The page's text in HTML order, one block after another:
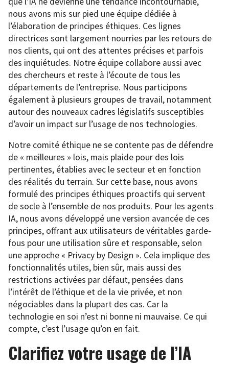
nous avons mis sur pied une équipe dédiée à
l’élaboration de principes éthiques. Ces lignes
directrices sont largement nourries par les retours de
nos clients, qui ont des attentes précises et parfois
des inquiétudes. Notre équipe collabore aussi avec
des chercheurs et reste à l’écoute de tous les
départements de l’entreprise. Nous participons
également à plusieurs groupes de travail, notamment
autour des nouveaux cadres législatifs susceptibles
d’avoir un impact sur l’usage de nos technologies.
Notre comité éthique ne se contente pas de défendre
de « meilleures » lois, mais plaide pour des lois
pertinentes, établies avec le secteur et en fonction
des réalités du terrain. Sur cette base, nous avons
formulé des principes éthiques proactifs qui servent
de socle à l’ensemble de nos produits. Pour les agents
IA, nous avons développé une version avancée de ces
principes, offrant aux utilisateurs de véritables garde-
fous pour une utilisation sûre et responsable, selon
une approche « Privacy by Design ». Cela implique des
fonctionnalités utiles, bien sûr, mais aussi des
restrictions activées par défaut, pensées dans
l’intérêt de l’éthique et de la vie privée, et non
négociables dans la plupart des cas. Car la
technologie en soi n’est ni bonne ni mauvaise. Ce qui
compte, c’est l’usage qu’on en fait.
Clarifiez votre usage de l’IA